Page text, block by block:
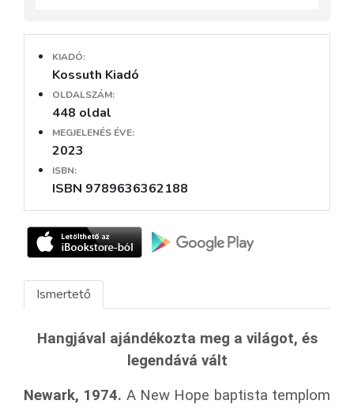
KIADÓ:
Kossuth Kiadó
OLDALSZÁM:
448 oldal
MEGJELENÉS ÉVE:
2023
ISBN:
ISBN 9789636362188
Ismertető
Hangjával ajándékozta meg a világot, és
legendává vált
Newark, 1974. ANew Hope baptista templom